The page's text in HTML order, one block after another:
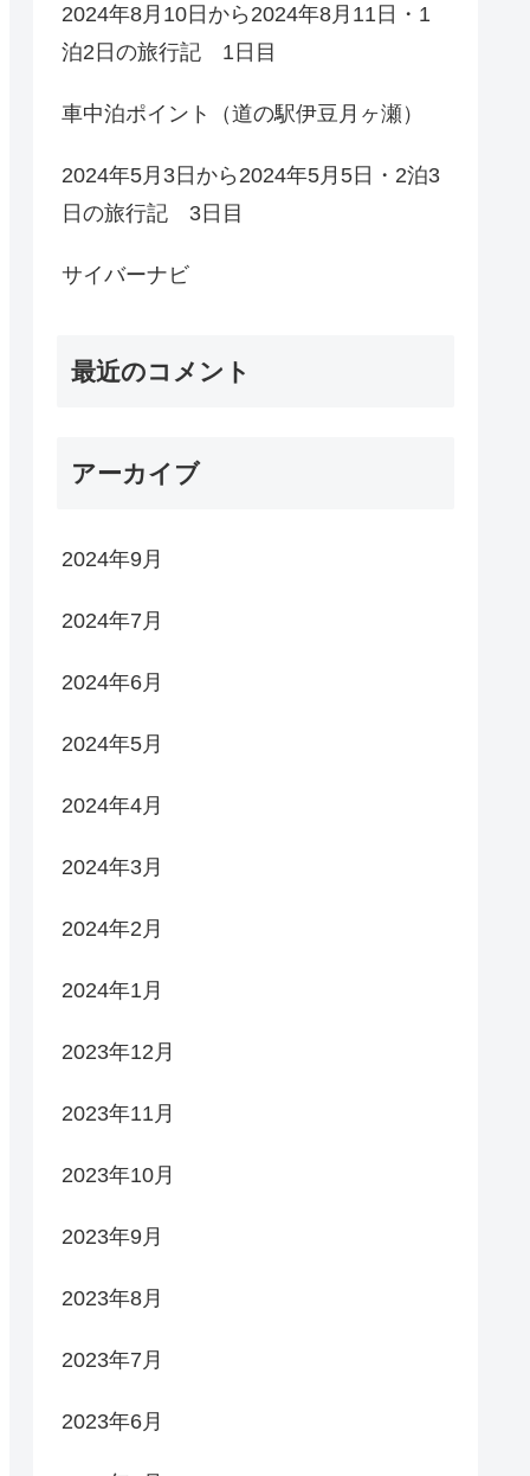
2024年8月10日から2024年8月11日・1
泊2日の旅行記 1日目
車中泊ポイント（道の駅伊豆月ヶ瀬）
2024年5月3日から2024年5月5日・2泊3
日の旅行記 3日目
サイバーナビ
最近のコメント
アーカイブ
2024年9月
2024年7月
2024年6月
2024年5月
2024年4月
2024年3月
2024年2月
2024年1月
2023年12月
2023年11月
2023年10月
2023年9月
2023年8月
2023年7月
2023年6月